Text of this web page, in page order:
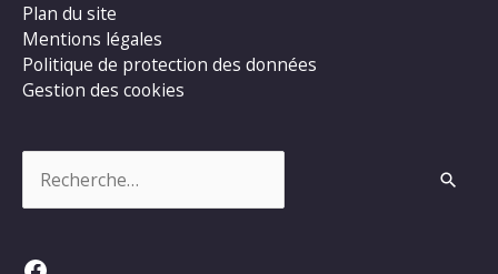
Plan du site
Mentions légales
Politique de protection des données
Gestion des cookies